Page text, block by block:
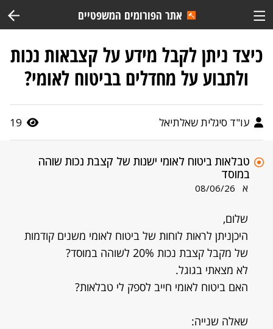
אתר הפורומים המשפטיים
כיצד ניתן לקבל מידע על קצבאות נכות
ולתבוע על מחדלים בביטוח לאומי?
עו"ד סיגלית שאלתיאל 19
טבלאות ביטוח לאומי ישנות של קצבת נכות שוהה
במוסד
א 08/06/26
שלום,
היכןניתן לראות לוחות של ביטוח לאומי משנים קודמות
של מקבל קצבת נכות 20% לשוהה במוסד?
לא מצאתי בגוגל.
האם ביטוח לאומי חייב לספק לי טבלאות?
שאלה שנייה: